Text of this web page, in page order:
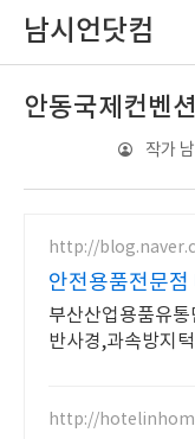
남시언닷컴
안동국제컨벤
작가
http://
안전용품전문
부산산업용품유
반사경,과속방지
http://